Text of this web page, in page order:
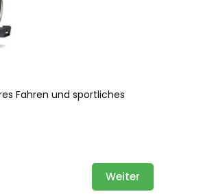
Fahren und sportliches
Weiter